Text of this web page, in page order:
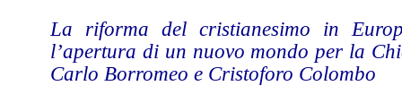
La riforma del cristianesimo in
l’apertura di un nuovo mondo per la
Carlo Borromeo e Cristoforo Colombo